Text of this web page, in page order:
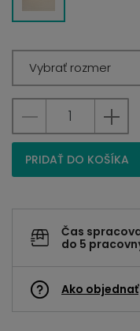
Vybrať rozmer
PRIDAŤ DO KOŠÍKA
Čas
do 5
Ako objednať